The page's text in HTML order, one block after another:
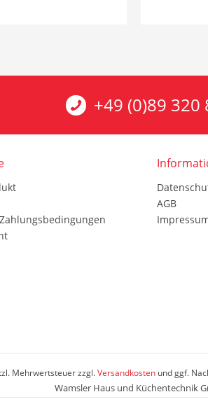
+49 (0)89 320
AGB
Mehrwertsteuer zzgl.Versandkostenund ggf.
Wamsler Haus und Küchentechnik